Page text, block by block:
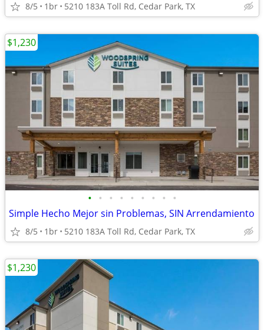
8/5 1br 5210 183A Toll Rd, Cedar Park, TX
• • • • • • • • •
Simple Hecho Mejor sin Problemas, SIN Arrendamiento
8/5 1br 5210 183A Toll Rd, Cedar Park, TX
$1,230
$1,230